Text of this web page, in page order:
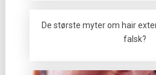
De største myter om hair
falsk?